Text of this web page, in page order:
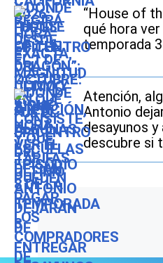
“House of
qué hora
temporada 3
Atención,
Antonio
desayunos
descubre si
este